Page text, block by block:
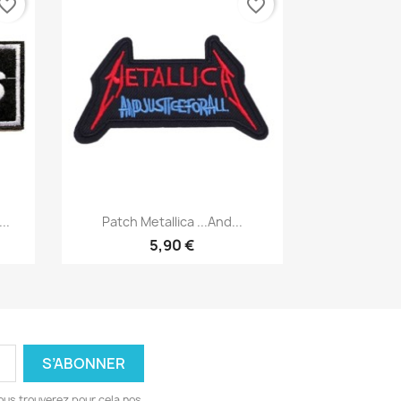
Aperçu rapide
Patch Metallica ...And...
5,90 €
favorite_border